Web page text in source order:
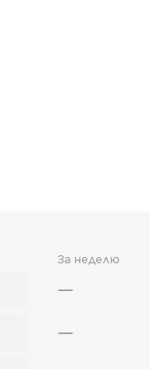
За неделю
—
—